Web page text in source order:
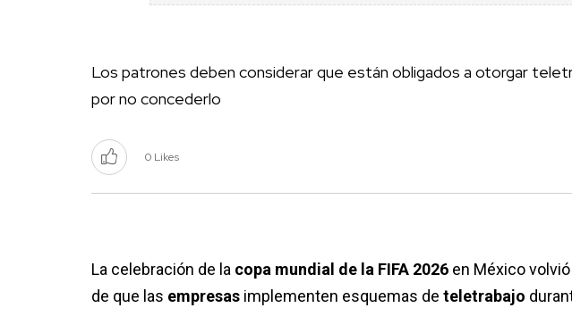
Los patrones deben considerar que están obligados a otorgar
por no concederlo
0 Likes
La celebración de la copa mundial de la FIFA 2026 en México
de que las empresas implementen esquemas de teletrabajo